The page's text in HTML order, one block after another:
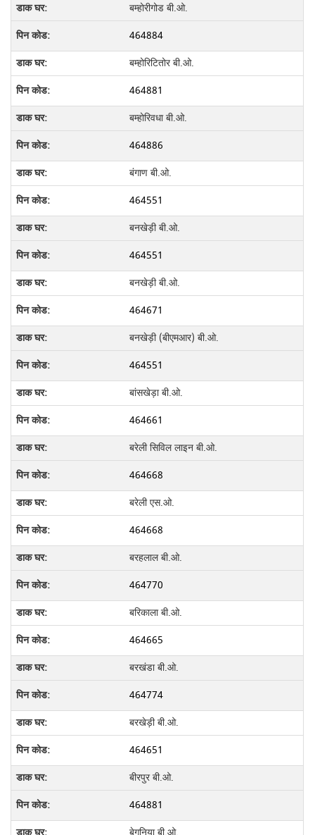
बम्होरीगोड बी.ओ.
464884
बम्होरिटितोर बी.ओ.
464881
बम्होरिवधा बी.ओ.
464886
बंगाण बी.ओ.
464551
बनखेड़ी बी.ओ.
464551
बनखेड़ी बी.ओ.
464671
बनखेड़ी (बीएमआर) बी.ओ.
464551
बांसखेड़ा बी.ओ.
464661
बरेली सिविल लाइन बी.ओ.
464668
बरेली एस.ओ.
464668
बरहलाल बी.ओ.
464770
बरिकाला बी.ओ.
464665
बरखंडा बी.ओ.
464774
बरखेड़ी बी.ओ.
464651
बीरपुर बी.ओ.
464881